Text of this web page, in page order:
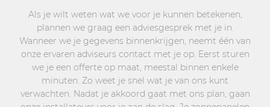
Als je wilt weten wat we voor je kunnen betekenen,
plannen we graag een adviesgesprek met je in.
Wanneer we je gegevens binnenkrijgen, neemt één van
onze ervaren adviseurs contact met je op. Eerst sturen
we je een offerte op maat, meestal binnen enkele
minuten. Zo weet je snel wat je van ons kunt
verwachten. Nadat je akkoord gaat met ons plan, gaan